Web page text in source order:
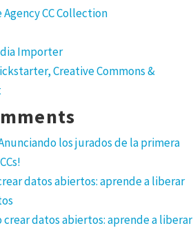
CC Collection
Importer
Creative Commons &
los jurados de la primera
datos abiertos: aprende a liberar
crear datos abiertos: aprende a liberar